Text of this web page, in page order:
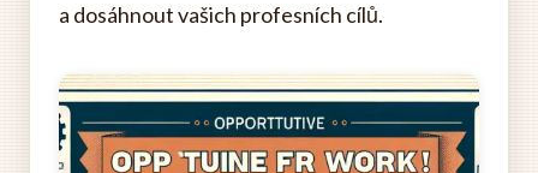
a dosáhnout vašich profesních cílů.